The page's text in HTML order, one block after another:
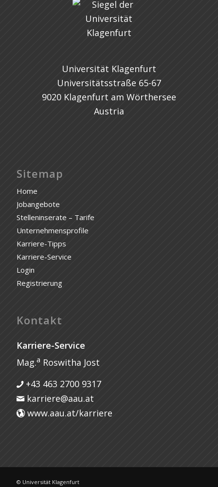
Universität Klagenfurt
Universitätsstraße 65-67
9020 Klagenfurt am Wörthersee
Austria
Sitemap
Home
Jobangebote
Stelleninserate – Tarife
Unternehmensprofile
Karriere-Tipps
Karriere-Service
Login
Registrierung
Kontakt
Karriere-Service
Mag.a Roswitha Jost
+43 463 2700 9317
karriere@aau.at
www.aau.at/karriere
© Universität Klagenfurt